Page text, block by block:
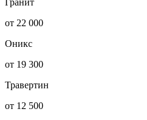
от 22 000
Оникс
от 19 300
Травертин
от 12 500